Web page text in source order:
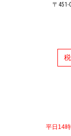
〒
平日14